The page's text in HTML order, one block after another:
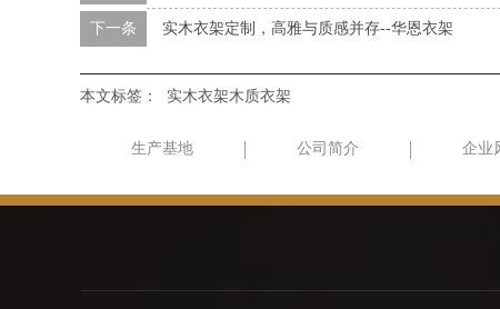
下一条 实木衣架定制，高雅与质感并存--华恩衣架
本文标签： 实木衣架木质衣架
生产基地 公司简介 企业